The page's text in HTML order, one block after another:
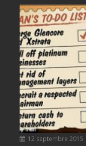
12 septembre 2015